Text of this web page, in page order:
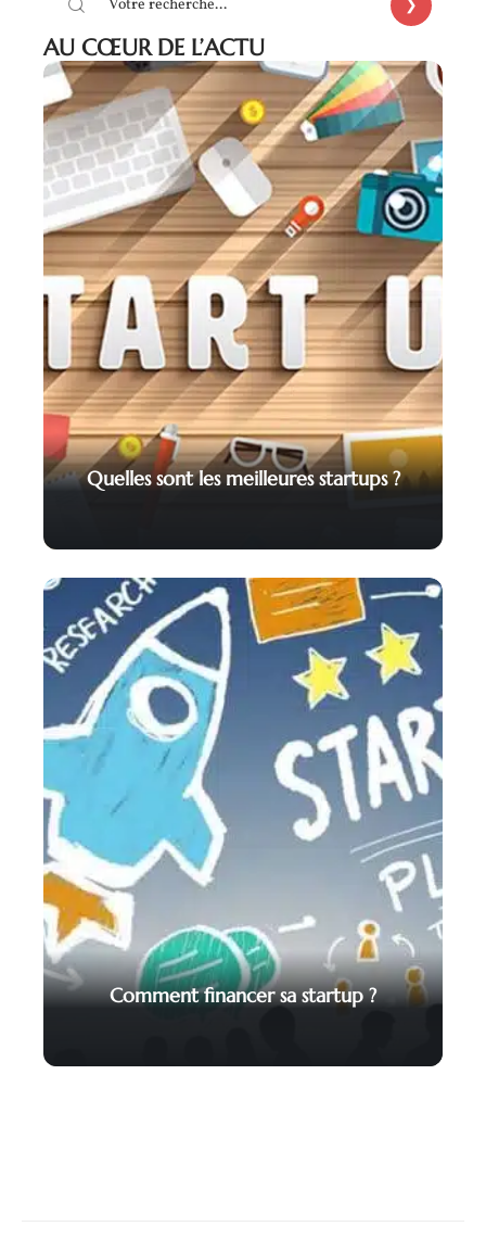
AU CŒUR DE L’ACTU
Quelles sont les meilleures startups ?
Comment financer sa startup ?